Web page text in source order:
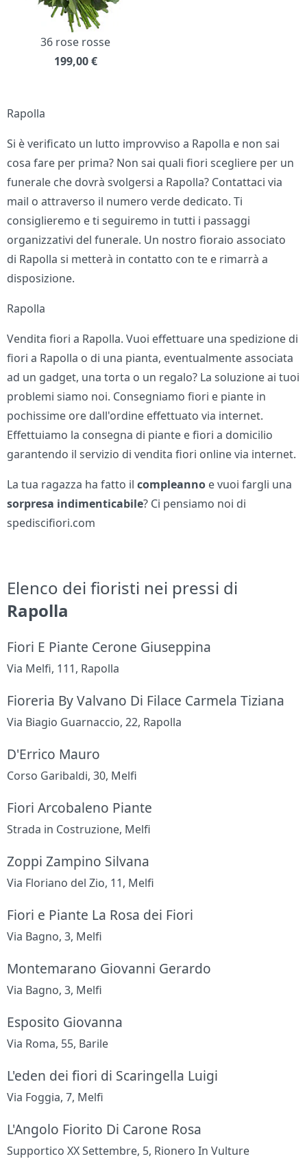
36 rose rosse
199,00 €
Rapolla
Si è verificato un lutto improvviso a Rapolla e non sai
cosa fare per prima? Non sai quali fiori scegliere per un
funerale che dovrà svolgersi a Rapolla? Contattaci via
mail o attraverso il numero verde dedicato. Ti
consiglieremo e ti seguiremo in tutti i passaggi
organizzativi del funerale. Un nostro fioraio associato
di Rapolla si metterà in contatto con te e rimarrà a
disposizione.
Rapolla
Vendita fiori a Rapolla. Vuoi effettuare una spedizione di
fiori a Rapolla o di una pianta, eventualmente associata
ad un gadget, una torta o un regalo? La soluzione ai tuoi
problemi siamo noi. Consegniamo fiori e piante in
pochissime ore dall'ordine effettuato via internet.
Effettuiamo la consegna di piante e fiori a domicilio
garantendo il servizio di vendita fiori online via internet.
La tua ragazza ha fatto ilcompleanno e vuoi fargli una
sorpresa indimenticabile? Ci pensiamo noi di
spediscifiori.com
Elenco dei fioristi nei pressi di
Rapolla
Fiori E Piante Cerone Giuseppina
Via Melfi, 111, Rapolla
Fioreria By Valvano Di Filace Carmela Tiziana
Via Biagio Guarnaccio, 22, Rapolla
D'Errico Mauro
Corso Garibaldi, 30, Melfi
Fiori Arcobaleno Piante
Strada in Costruzione, Melfi
Zoppi Zampino Silvana
Via Floriano del Zio, 11, Melfi
Fiori e Piante La Rosa dei Fiori
Via Bagno, 3, Melfi
Montemarano Giovanni Gerardo
Via Bagno, 3, Melfi
Esposito Giovanna
Via Roma, 55, Barile
L'eden dei fiori di Scaringella Luigi
Via Foggia, 7, Melfi
L'Angolo Fiorito Di Carone Rosa
Supportico XX Settembre, 5, Rionero In Vulture